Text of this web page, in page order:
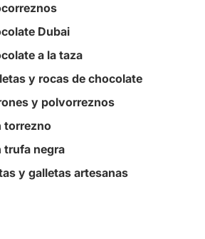
Dubai
a la taza
y rocas de chocolate
y polvorreznos
torrezno
trufa negra
y galletas artesanas